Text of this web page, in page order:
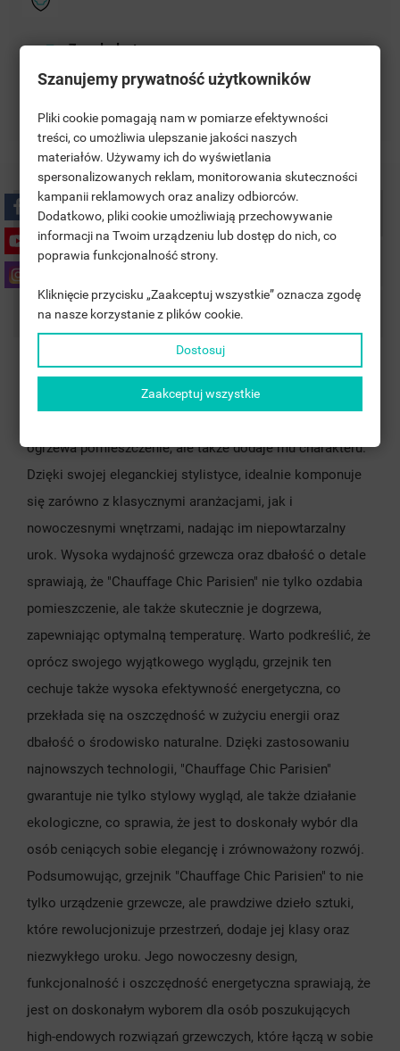
Zasady dostawy
Description
Product Details
Comments
Wykonany z wysokiej jakości materiałów, prezentuje się
niezwykle stylowo i nowocześnie, zachwycając swoim
ogrzewa pomieszczenie, ale także dodaje mu charakteru.
Dzięki swojej eleganckiej stylistyce, idealnie komponuje
się zarówno z klasycznymi aranżacjami, jak i
nowoczesnymi wnętrzami, nadając im niepowtarzalny
urok. Wysoka wydajność grzewcza oraz dbałość o detale
sprawiają, że "Chauffage Chic Parisien" nie tylko ozdabia
pomieszczenie, ale także skutecznie je dogrzewa,
zapewniając optymalną temperaturę. Warto podkreślić, że
oprócz swojego wyjątkowego wyglądu, grzejnik ten
cechuje także wysoka efektywność energetyczna, co
przekłada się na oszczędność w zużyciu energii oraz
dbałość o środowisko naturalne. Dzięki zastosowaniu
najnowszych technologii, "Chauffage Chic Parisien"
gwarantuje nie tylko stylowy wygląd, ale także działanie
ekologiczne, co sprawia, że jest to doskonały wybór dla
osób ceniących sobie elegancję i zrównoważony rozwój.
Podsumowując, grzejnik "Chauffage Chic Parisien" to nie
tylko urządzenie grzewcze, ale prawdziwe dzieło sztuki,
które rewolucjonizuje przestrzeń, dodaje jej klasy oraz
niezwykłego uroku. Jego nowoczesny design,
funkcjonalność i oszczędność energetyczna sprawiają, że
jest on doskonałym wyborem dla osób poszukujących
high-endowych rozwiązań grzewczych, które łączą w sobie
MOJE LISTY ŻYCZEŃ
((TITLE))
((LABEL))
((CANCELTEXT))
SIGN IN
YOU NEED TO BE LOGGED IN TO SAVE PRODUCTS IN YOUR
WISHLIST.
((CANCELTEXT)) ((LOGINTEXT))
Szanujemy prywatność użytkowników
Pliki cookie pomagają nam w pomiarze efektywności
treści, co umożliwia ulepszanie jakości naszych
materiałów. Używamy ich do wyświetlania
spersonalizowanych reklam, monitorowania skuteczności
kampanii reklamowych oraz analizy odbiorców.
Dodatkowo, pliki cookie umożliwiają przechowywanie
informacji na Twoim urządzeniu lub dostęp do nich, co
poprawia funkcjonalność strony.
Kliknięcie przycisku „Zaakceptuj wszystkie” oznacza zgodę
na nasze korzystanie z plików cookie.
Dostosuj
Zaakceptuj wszystkie